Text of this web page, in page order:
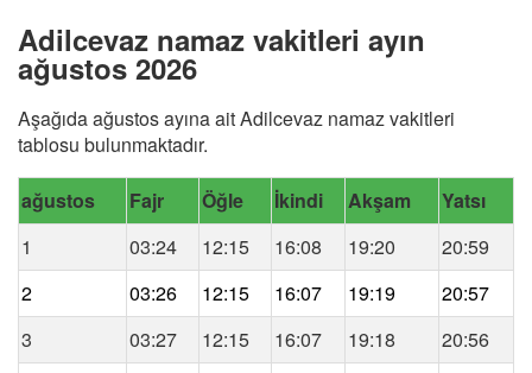
Adilcevaz namaz vakitleri ayın
ağustos 2026
Aşağıda ağustos ayına ait Adilcevaz namaz vakitleri
tablosu bulunmaktadır.
ağustos Fajr Öğle İkindi Akşam
Yatsı
1
03:24 12:15 16:08 19:20
20:59
2
03:26 12:15 16:07 19:19
20:57
3
03:27 12:15 16:07 19:18
20:56